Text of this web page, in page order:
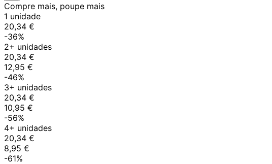
Compre mais, poupe mais
1 unidade
20,34 €
-36%
2+ unidades
20,34 €
12,95 €
-46%
3+ unidades
20,34 €
10,95 €
-56%
4+ unidades
20,34 €
8,95 €
-61%